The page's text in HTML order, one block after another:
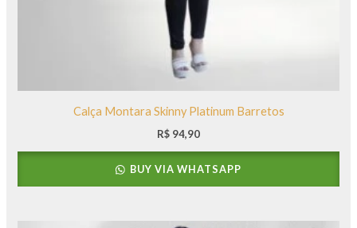
Calça Montara Skinny Platinum Barretos
R$ 94,90
BUY VIA WHATSAPP